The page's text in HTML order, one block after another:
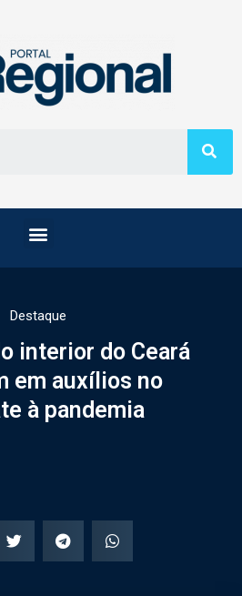
Destaque
interior do Ceará
em auxílios no
à pandemia